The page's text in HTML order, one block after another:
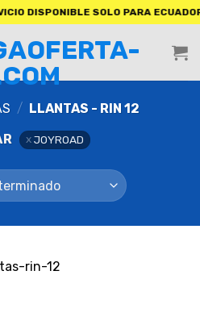
SOLO PARA ECUADOR.
/ LLANTAS - RIN 12
JOYROAD
rin-12